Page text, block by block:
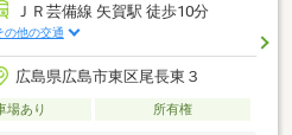
ＪＲ芸備線 矢賀駅 徒歩10分
の他の交通
広島県広島市東区尾長東３
場あり 所有権